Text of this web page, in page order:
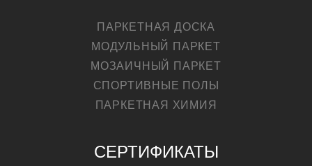
ПАРКЕТНАЯ ДОСКА
МОДУЛЬНЫЙ ПАРКЕТ
МОЗАИЧНЫЙ ПАРКЕТ
СПОРТИВНЫЕ ПОЛЫ
ПАРКЕТНАЯ ХИМИЯ
СЕРТИФИКАТЫ